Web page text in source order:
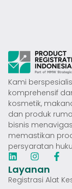
Kami
komprehensif
kosmetik,
dan produk
bisnis
memastikan
persyaratan
Layanan
Registrasi Alat